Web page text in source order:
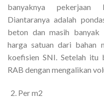
banyaknya pekerjaan
Diantaranya adalah
beton dan masih banyak
harga satuan dari bahan
koefisien SNI. Setelah itu
RAB dengan mengalikan
Per m2